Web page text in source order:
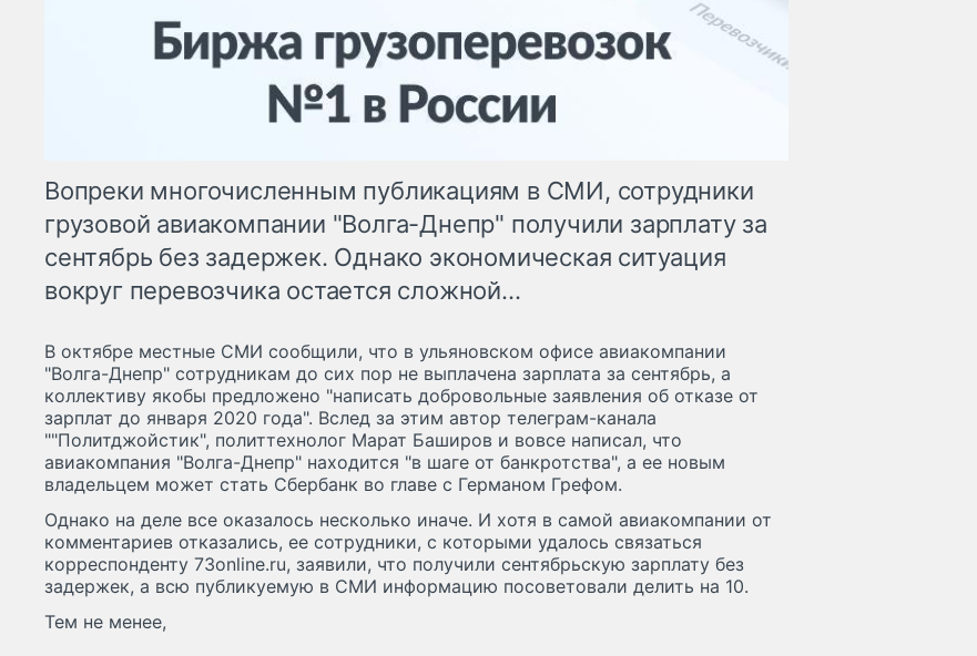
Вопреки многочисленным публикациям в СМИ, сотрудники
грузовой авиакомпании "Волга-Днепр" получили зарплату за
сентябрь без задержек. Однако экономическая ситуация
вокруг перевозчика остается сложной...
В октябре местные СМИ сообщили, что в ульяновском офисе авиакомпании
"Волга-Днепр" сотрудникам до сих пор не выплачена зарплата за сентябрь, а
коллективу якобы предложено "написать добровольные заявления об отказе от
зарплат до января 2020 года". Вслед за этим автор телеграм-канала
""Политджойстик", политтехнолог Марат Баширов и вовсе написал, что
авиакомпания "Волга-Днепр" находится "в шаге от банкротства", а ее новым
владельцем может стать Сбербанк во главе с Германом Грефом.
Однако на деле все оказалось несколько иначе. И хотя в самой авиакомпании от
комментариев отказались, ее сотрудники, с которыми удалось связаться
корреспонденту 73online.ru, заявили, что получили сентябрьскую зарплату без
задержек, а всю публикуемую в СМИ информацию посоветовали делить на 10.
Тем не менее,